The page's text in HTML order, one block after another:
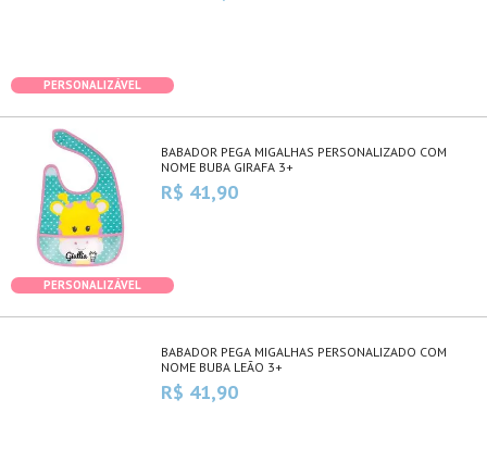
PERSONALIZÁVEL
BABADOR PEGA MIGALHAS PERSONALIZADO COM
NOME BUBA GIRAFA 3+
R$ 41,90
PERSONALIZÁVEL
BABADOR PEGA MIGALHAS PERSONALIZADO COM
NOME BUBA LEÃO 3+
R$ 41,90